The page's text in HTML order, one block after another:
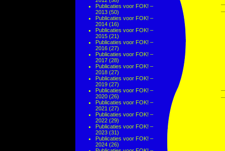
Publicaties voor FOK! –
2013 (50)
Publicaties voor FOK! –
2014 (16)
Publicaties voor FOK! –
2015 (21)
Publicaties voor FOK! –
2016 (27)
Publicaties voor FOK! –
2017 (28)
Publicaties voor FOK! –
2018 (27)
Publicaties voor FOK! –
2019 (27)
Publicaties voor FOK! –
2020 (26)
Publicaties voor FOK! –
2021 (27)
Publicaties voor FOK! –
2022 (29)
Publicaties voor FOK! –
2023 (31)
Publicaties voor FOK! –
2024 (26)